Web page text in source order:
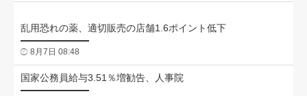
乱用恐れの薬、適切販売の店舗1.6ポイント低下
8月7日 08:48
国家公務員給与3.51％増勧告、人事院